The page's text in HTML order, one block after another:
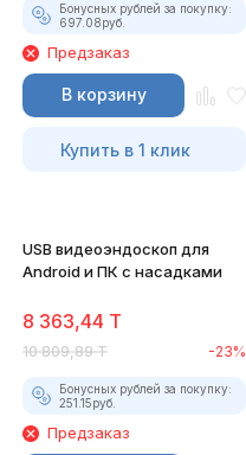
Бонусных рублей за покупку:
697.08руб.
Предзаказ
В корзину
Купить в 1 клик
USB видеоэндоскоп для
Android и ПК с насадками
8 363,44 T
10 809,89 T -23%
Бонусных рублей за покупку:
251.15руб.
Предзаказ